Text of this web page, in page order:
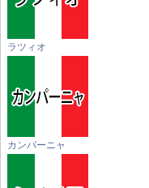
ラツィオ
カンパーニャ